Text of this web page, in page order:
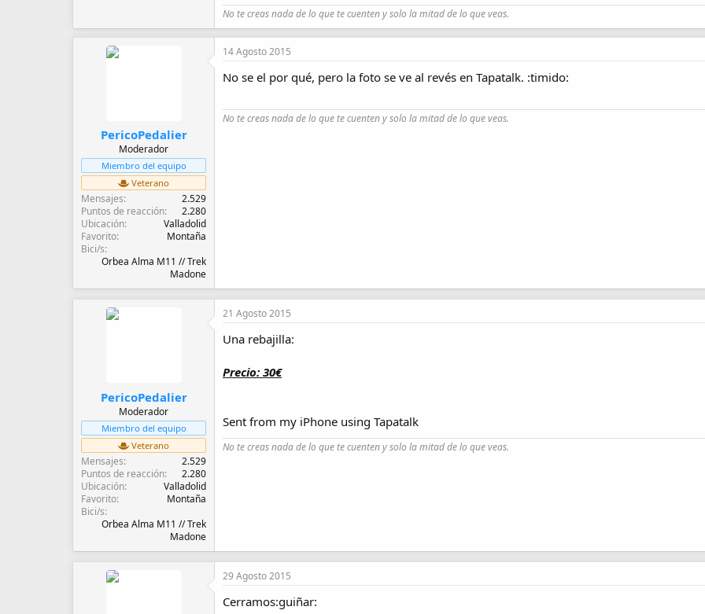
No te creas nada de lo que te cuenten y solo la mitad de lo que veas.
PericoPedalier
Moderador
Miembro del equipo
Veterano
Mensajes
2.529
Puntos de reacción
2.280
Ubicación
Valladolid
Favorito
Montaña
Bici/s
Orbea Alma M11 // Trek
Madone
14 Agosto 2015
No se el por qué, pero la foto se ve al revés en Tapatalk. :timido:
No te creas nada de lo que te cuenten y solo la mitad de lo que veas.
PericoPedalier
Moderador
Miembro del equipo
Veterano
Mensajes
2.529
Puntos de reacción
2.280
Ubicación
Valladolid
Favorito
Montaña
Bici/s
Orbea Alma M11 // Trek
Madone
21 Agosto 2015
Una rebajilla:
Precio: 30€
Sent from my iPhone using Tapatalk
No te creas nada de lo que te cuenten y solo la mitad de lo que veas.
29 Agosto 2015
Cerramos:guiñar: